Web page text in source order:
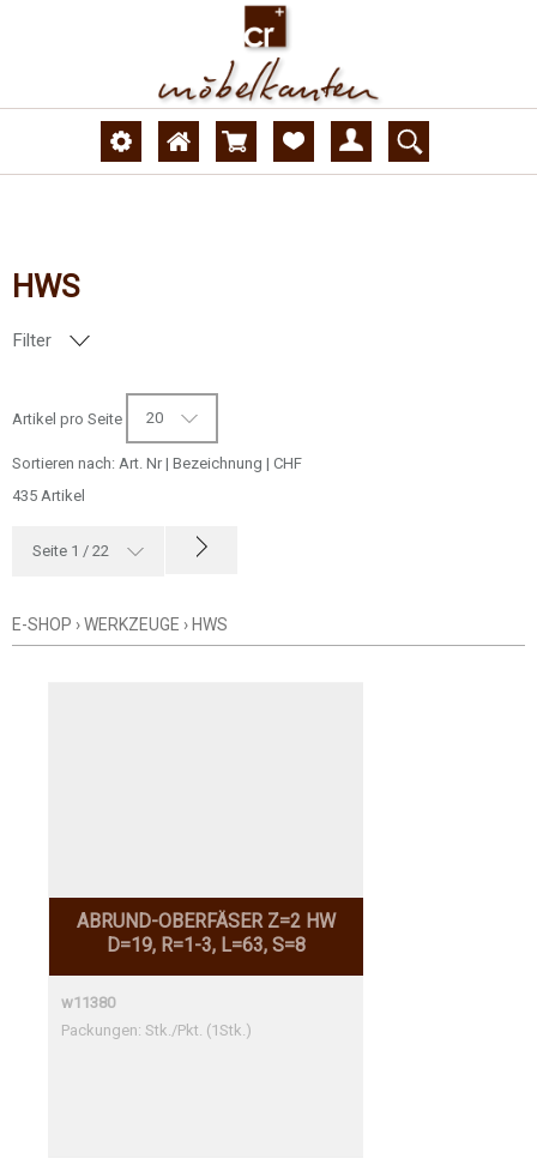
HWS
Filter
Artikel pro Seite
20
Sortieren nach: Art. Nr | Bezeichnung | CHF
435 Artikel
Seite 1 / 22
E-SHOP ›WERKZEUGE › HWS
ABRUND-OBERFÄSER Z=2 HW
D=19, R=1-3, L=63, S=8
w11380
Packungen: Stk./Pkt. (1Stk.)